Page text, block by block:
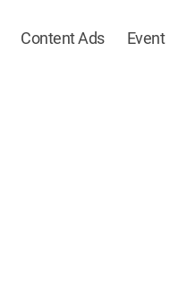
Content Ads Event